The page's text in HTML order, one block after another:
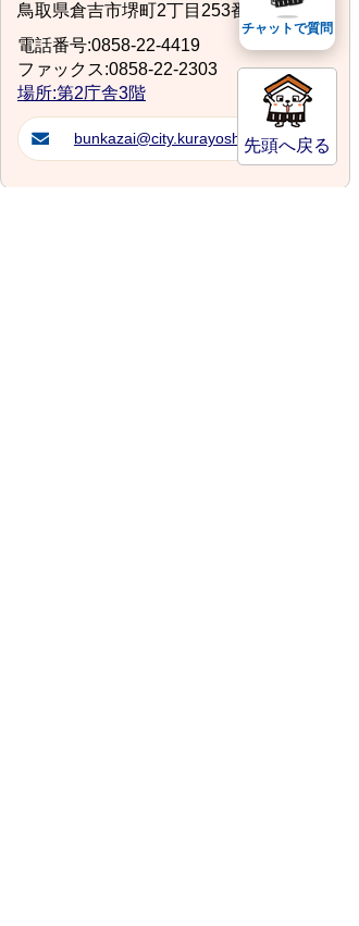
鳥取県倉吉市堺町2丁目253番地1
電話番号:0858-22-4419
ファックス:0858-22-2303
場所:第2庁舎3階
bunkazai@city.kurayoshi.lg.jp先頭へ戻る
チャットで質問